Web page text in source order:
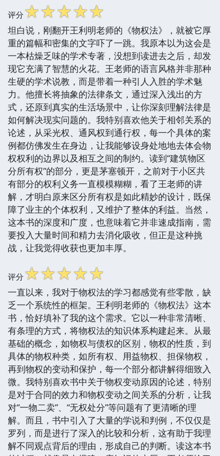
评分☆☆☆☆☆
坦白说，刚翻开王利明老师的《物权法》，就被它厚
重的篇幅和密集的文字吓了一跳。我原本以为这会是
一本枯燥乏味的学术专著，没想到读进去之后，却发
现它充满了智慧的火花。王老师的语言风格并非那种
生硬的学术说教，而是带着一种引人入胜的学术魅
力。他擅长将抽象的法律条文，通过深入浅出的方
式，还原到真实的生活场景中，让你深刻理解法律是
如何解决现实问题的。我特别喜欢他关于相邻关系的
论述，从采光权、通风权到通行权，每一个具体的案
例都仿佛发生在身边，让我能够设身处地地去体会物
权权利的边界以及相互之间的制约。读到“建筑物区
分所有权”的部分，更是茅塞顿开，之前对于小区共
有部分的权利义务一直模模糊糊，看了王老师的讲
解，才明白原来区分所有权是如此精妙的设计，既保
障了业主的个体权利，又维护了整体的利益。当然，
这本书的深度和广度，也意味着它并非速成指南，需
要投入大量时间和精力去消化吸收，但正是这种挑
战，让我觉得收获也更加丰厚。
评分☆☆☆☆☆
一直以来，我对于物权法的学习都感觉有些零散，缺
乏一个系统性的框架。王利明老师的《物权法》这本
书，恰好填补了我的这个需求。它以一种非常清晰、
有条理的方式，将物权法的知识体系构建起来。从最
基础的概念，如物权与债权的区别，物权的性质，到
具体的物权种类，如所有权、用益物权、担保物权，
再到物权的变动和保护，每一个部分都讲解得细致入
微。我特别喜欢书中关于物权变动原因的论述，特别
是对于合同的效力和物权变动之间关系的分析，让我
对“一物二卖”、“无权处分”等问题有了更清晰的理
解。而且，书中引入了大量的学说和判例，不仅仅是
罗列，而是进行了深入的比较和分析，这有助于我理
解不同观点背后的理由，形成自己的判断。读这本书